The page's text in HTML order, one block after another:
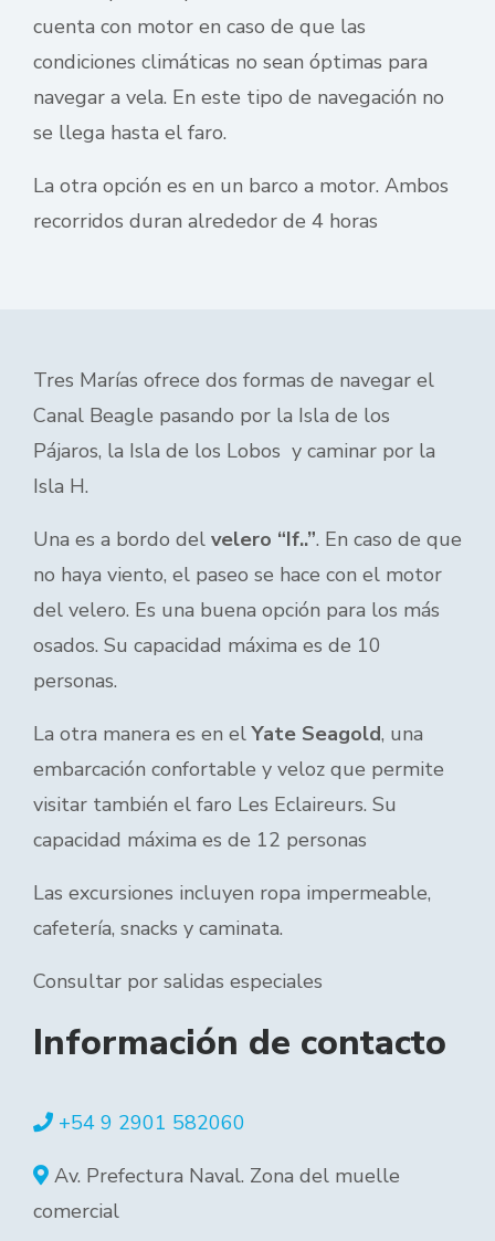
cuenta con motor en caso de que las
condiciones climáticas no sean óptimas para
navegar a vela. En este tipo de navegación no
se llega hasta el faro.
La otra opción es en un barco a motor. Ambos
recorridos duran alrededor de 4 horas
Tres Marías ofrece dos formas de navegar el
Canal Beagle pasando por la Isla de los
Pájaros, la Isla de los Lobos y caminar por la
Isla H.
Una es a bordo del velero “If..”. En caso de que
no haya viento, el paseo se hace con el motor
del velero. Es una buena opción para los más
osados. Su capacidad máxima es de 10
personas.
La otra manera es en elYate Seagold, una
embarcación confortable y veloz que permite
visitar también el faro Les Eclaireurs. Su
capacidad máxima es de 12 personas
Las excursiones incluyen ropa impermeable,
cafetería, snacks y caminata.
Consultar por salidas especiales
Información de contacto
+54 9 2901 582060
Av. Prefectura Naval. Zona del muelle
comercial